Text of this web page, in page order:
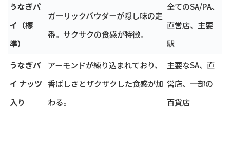
うなぎパ
イ（標
準）
ガーリックパウダーが隠し味の定
番。サクサクの食感が特徴。
全てのSA/PA、
直営店、主要
駅
うなぎパ
イ ナッツ
入り
アーモンドが練り込まれており、
香ばしさとザクザクした食感が加
わる。
主要なSA、直
営店、一部の
百貨店